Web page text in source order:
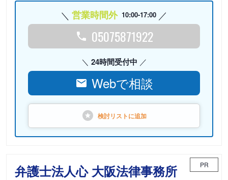
営業時間外 10:00-17:00
05075871922
24時間受付中
Webで相談
検討リストに追加
弁護士法人心 大阪法律事務所 PR